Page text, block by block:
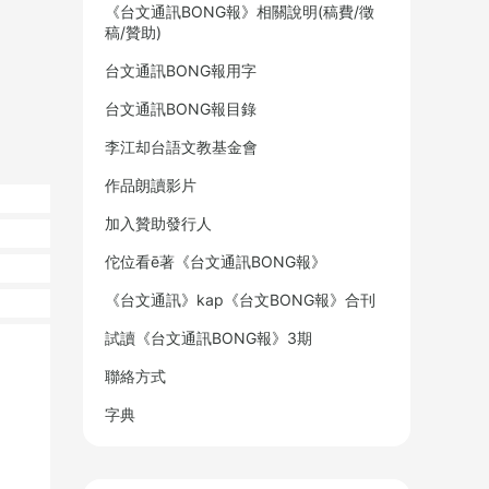
《台文通訊BONG報》相關說明(稿費/徵
稿/贊助)
台文通訊BONG報用字
台文通訊BONG報目錄
李江却台語文教基金會
作品朗讀影片
加入贊助發行人
佗位看ē著《台文通訊BONG報》
《台文通訊》kap《台文BONG報》合刊
試讀《台文通訊BONG報》3期
聯絡方式
字典